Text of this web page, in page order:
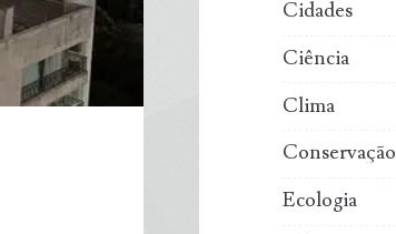
Cidades
Ciência
Clima
Conservação
Ecologia